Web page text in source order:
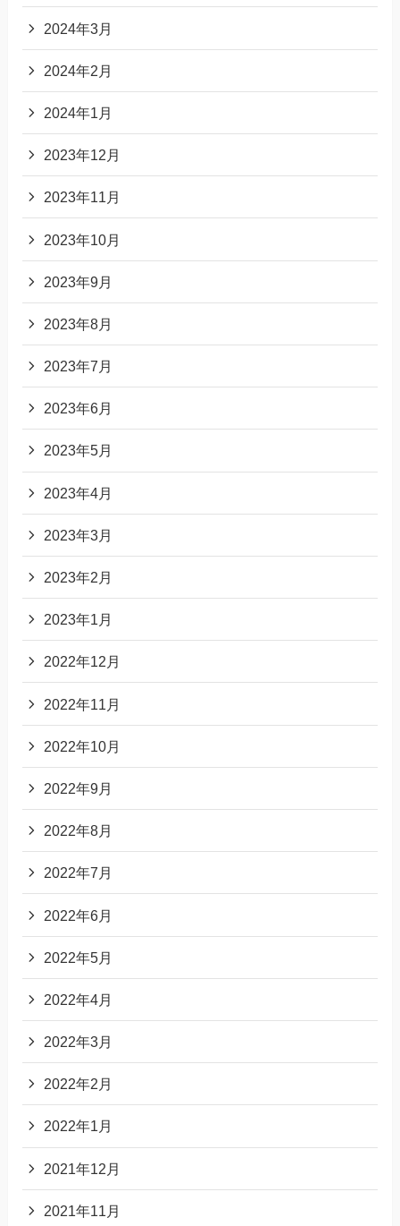
2024年3月
2024年2月
2024年1月
2023年12月
2023年11月
2023年10月
2023年9月
2023年8月
2023年7月
2023年6月
2023年5月
2023年4月
2023年3月
2023年2月
2023年1月
2022年12月
2022年11月
2022年10月
2022年9月
2022年8月
2022年7月
2022年6月
2022年5月
2022年4月
2022年3月
2022年2月
2022年1月
2021年12月
2021年11月